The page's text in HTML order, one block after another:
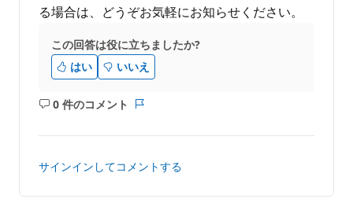
る場合は、どうぞお気軽にお知らせください。
この回答は役に立ちましたか?
はい
いいえ
0 件のコメント
コ
ト
あ
ト
サインインしてコメントする